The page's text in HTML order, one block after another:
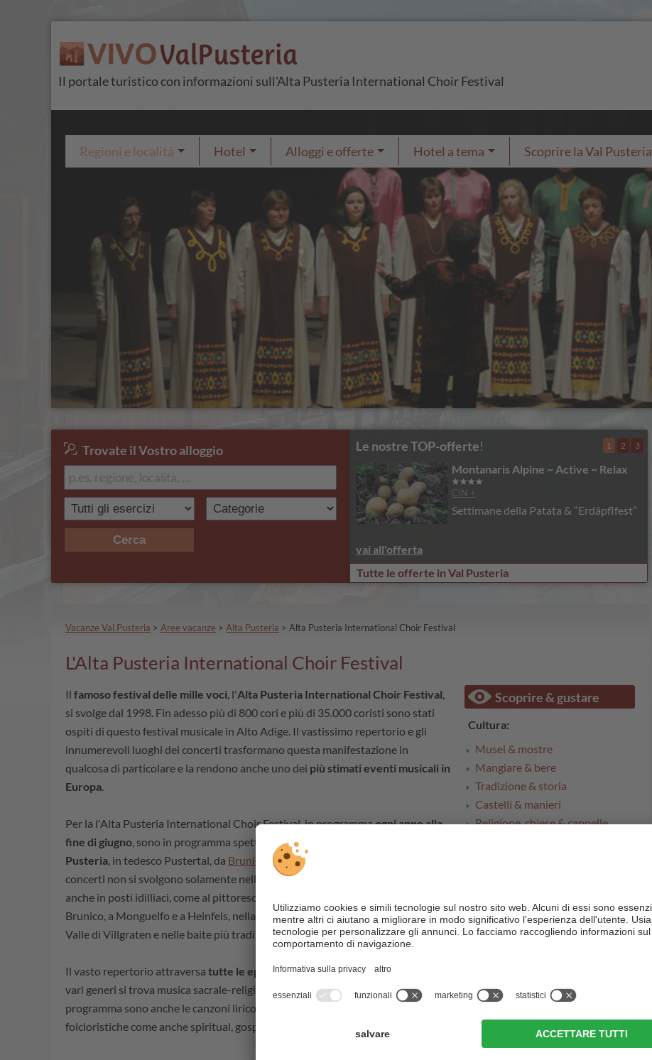
Il portale turistico con informazioni sull'Alta Pusteria International Choir Festival
Trovate il Vostro alloggio
Cerca
Le nostre TOP-offerte!
Montanaris Alpine ~ Active ~ Relax
CIN +
Settimane della Patata & “Erdäpflfest”
vai all'offerta
1 2 3
Tutte le offerte in Val Pusteria
Regioni e località Hotel Alloggi e offerte Hotel a tema Scoprire la Val Pusteria
Vacanze Val Pusteria > Aree vacanze > Alta Pusteria > Alta Pusteria International Choir Festival
L'Alta Pusteria International Choir Festival
Il famoso festival delle mille voci, l'Alta Pusteria International Choir Festival,
si svolge dal 1998. Fin adesso più di 800 cori e più di 35.000 coristi sono stati
ospiti di questo festival musicale in Alto Adige. Il vastissimo repertorio e gli
innumerevoli luoghi dei concerti trasformano questa manifestazione in
qualcosa di particolare e la rendono anche uno dei più stimati eventi musicali in
Europa.
Per la l'Alta Pusteria International Choir Festival, in programmaogni anno alla
fine di giugno, sono in programma spettacoliin 40 luoghi diversi in Val
Pusteria, in tedesco Pustertal, da Brunico fino a Sillian in
concerti non si svolgono solamente nelle sale di concerto e in chiesa. Si canta
anche in posti idilliaci, come al pittoresco lago di Braies, nei castelli medievali di
Brunico, a Monguelfo e a Heinfels, nella silenziosa Val di Landro, nella stupenda
Valle di Villgraten e nelle baite più tradizionali dell'Alta Pusteria.
Il vasto repertorio attraversa tutte le epoche e i generi musicali. Tra l'altro fra i
vari generi si trova musica sacrale-religiosa e popolare. Componenti fisse del
programma sono anche le canzoni lirico-operistiche, canzoni popolari-
folcloristiche come anche spiritual, gospel e jazz.
Scoprire & gustare
Cultura:
Musei & mostre
Mangiare & bere
Tradizione & storia
Castelli & manieri
Religione, chiese & cappelle
Valli, alpeggi & montagne
Laghi
Manifestazioni:
La vostra guida per la Val